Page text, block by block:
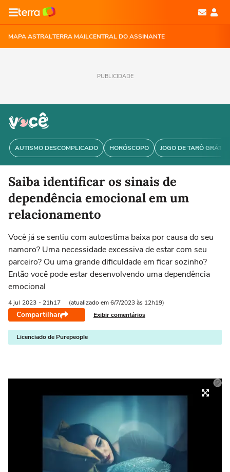
MAPA ASTRALTERRA MAILCENTRAL DO ASSINANTE
PUBLICIDADE
AUTISMO DESCOMPLICADO HORÓSCOPO JOGO DE TARÔ GRÁTIS
Saiba identificar os sinais de
dependência emocional em um
relacionamento
Você já se sentiu com autoestima baixa por causa do seu
namoro? Uma necessidade excessiva de estar com seu
parceiro? Ou uma grande dificuldade em ficar sozinho?
Então você pode estar desenvolvendo uma dependência
emocional
4 jul 2023 - 21h17 (atualizado em 6/7/2023 às 12h19)
Compartilhar Exibir comentários
Licenciado de Purepeople